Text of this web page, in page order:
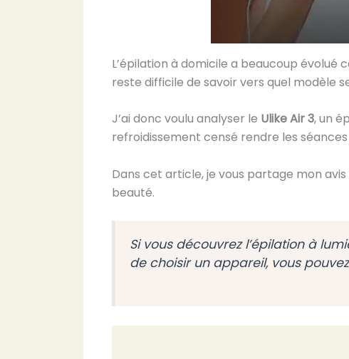
L’épilation à domicile a beaucoup
reste difficile de savoir vers quel modèle
J’ai donc voulu analyser le Ulike Air 3, un
refroidissement censé rendre les
Dans cet article, je vous partage mon
beauté.
Si vous découvrez l’épilation à
de choisir un appareil, vous